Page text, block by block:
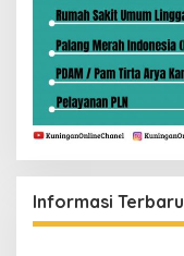
Informasi Terbaru